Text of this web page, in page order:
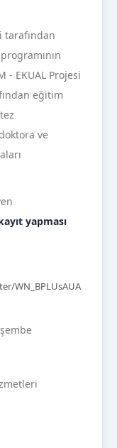
tarafından
- EKUAL Projesi
eğitim
ve
yapması
WN_BPLUsAUA